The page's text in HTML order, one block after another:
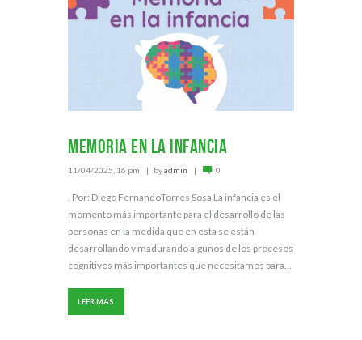
Memoria en la infancia
11/04/2025, 16 pm byadmin 0
. Por: Diego FernandoTorres Sosa La infancia es el
momento más importante para el desarrollo de las
personas en la medida que en esta se están
desarrollando y madurando algunos de los procesos
cognitivos más importantes que necesitamos para...
LEER MAS